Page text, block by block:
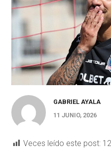
GABRIEL AYALA
11 JUNIO, 2026
Veces leído este post: